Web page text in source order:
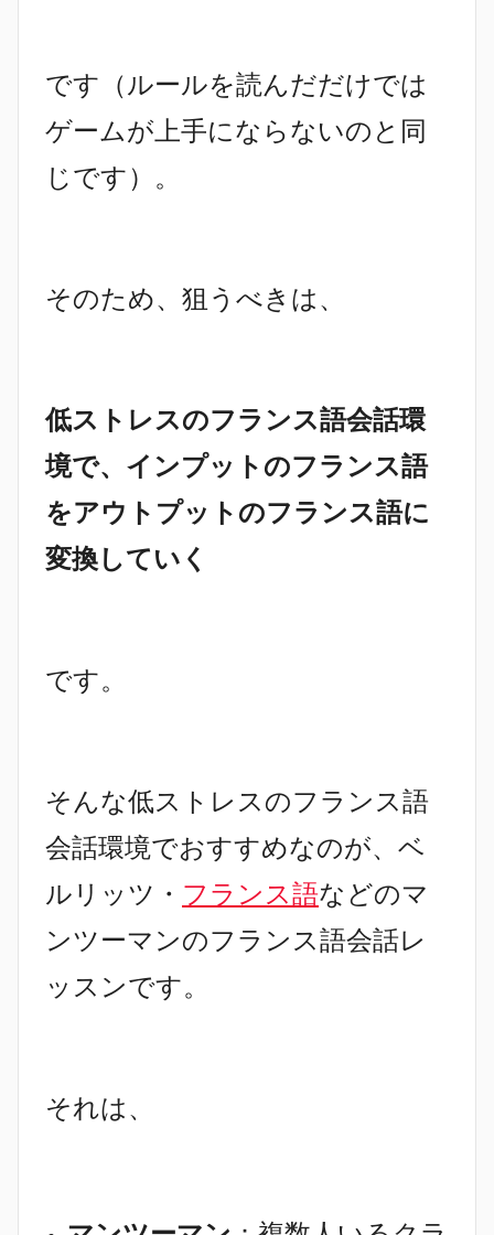
です（ルールを読んだだけでは
ゲームが上手にならないのと同
じです）。
そのため、狙うべきは、
低ストレスのフランス語会話環
境で、インプットのフランス語
をアウトプットのフランス語に
変換していく
です。
そんな低ストレスのフランス語
会話環境でおすすめなのが、 ベ
ルリッツ・ フランス語などのマ
ンツーマンのフランス語会話レ
ッスンです。
それは、